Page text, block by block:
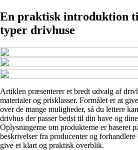
En praktisk introduktion
typer drivhuse
Artiklen præsenterer et bredt udvalg af
materialer og prisklasser. Formålet er at
over de mange muligheder, så du lettere
drivhus der passer bedst til din have og
Oplysningerne om produkterne er baseret
beskrivelser fra producenter og
give et klart og praktisk overblik.